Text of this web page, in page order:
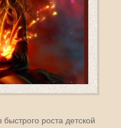
роста детской